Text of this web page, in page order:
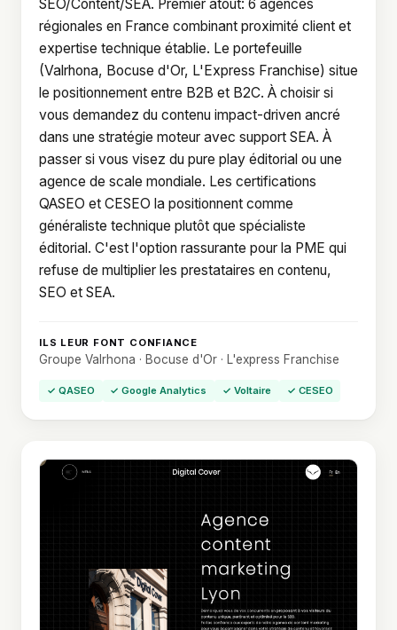
SEO/Content/SEA. Premier atout: 6 agences
régionales en France combinant proximité client et
expertise technique établie. Le portefeuille
(Valrhona, Bocuse d'Or, L'Express Franchise) situe
le positionnement entre B2B et B2C. À choisir si
vous demandez du contenu impact-driven ancré
dans une stratégie moteur avec support SEA. À
passer si vous visez du pure play éditorial ou une
agence de scale mondiale. Les certifications
QASEO et CESEO la positionnent comme
généraliste technique plutôt que spécialiste
éditorial. C'est l'option rassurante pour la PME qui
refuse de multiplier les prestataires en contenu,
SEO et SEA.
ILS LEUR FONT CONFIANCE
Groupe Valrhona · Bocuse d'Or · L'express Franchise
✓ QASEO ✓ Google Analytics ✓ Voltaire ✓ CESEO